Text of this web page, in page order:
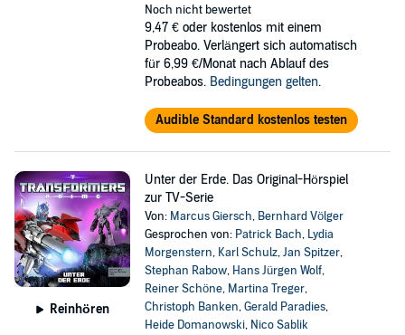
Noch nicht bewertet
9,47 € oder kostenlos mit einem
Probeabo. Verlängert sich automatisch
für 6,99 €/Monat nach Ablauf des
Probeabos. Bedingungen gelten.
Audible Standard kostenlos testen
Reinhören
Unter der Erde. Das Original-Hörspiel
zur TV-Serie
Von: Marcus Giersch, Bernhard Völger
Gesprochen von: Patrick Bach, Lydia
Morgenstern, Karl Schulz,Jan Spitzer,
Stephan Rabow, Hans Jürgen Wolf,
Reiner Schöne, Martina Treger,
Christoph Banken,Gerald Paradies,
Heide Domanowski, Nico Sablik